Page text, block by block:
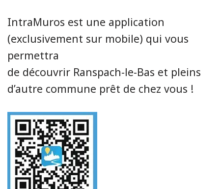
IntraMuros est une application
(exclusivement sur mobile) qui vous
permettra
de découvrir Ranspach-le-Bas et pleins
d’autre commune prêt de chez vous !